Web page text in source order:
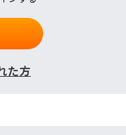
ログイン
た方